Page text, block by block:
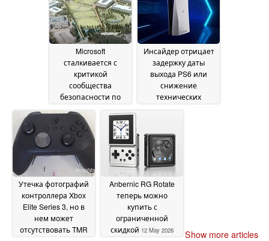
Microsoft
сталкивается с
критикой
сообщества
безопасности по
поводу Nightmare
Eclipse30 May 2026
Инсайдер отрицает
задержку даты
выхода PS6 или
снижение
технических
фактора медленные
продажи PS5
2026
Утечка фотографий
контроллера Xbox
Elite Series 3, но в
нем может
отсутствовать TMR
Anbernic RG Rotate
теперь можно
купить с
ограниченной
скидкой 12 May 2026 Show more articles